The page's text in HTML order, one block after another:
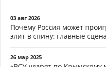
03 авг 2026
Почему Россия может
элит в спину: главные
26 мар 2025